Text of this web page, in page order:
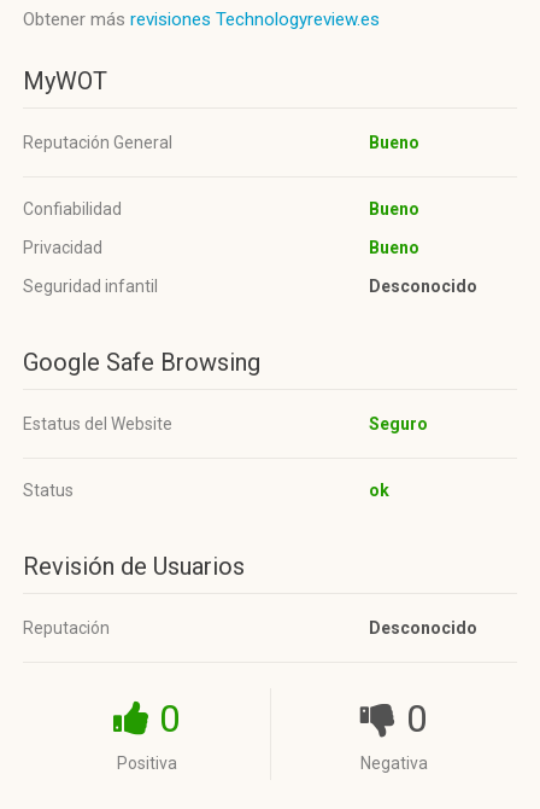
Obtener más revisiones Technologyreview.es
MyWOT
Reputación General Bueno
Confiabilidad
Bueno
Privacidad
Bueno
Seguridad infantil
Desconocido
Google Safe Browsing
Estatus del Website Seguro
Status ok
Revisión de Usuarios
Reputación Desconocido
0
Positiva
0
Negativa